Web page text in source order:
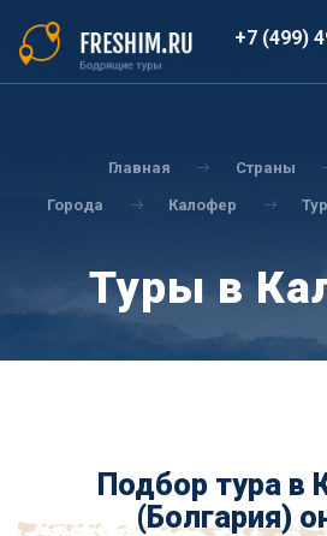
основному
содержанию
+7 (499)
Главная Страны
Города Калофер
Туры в
Подбор тура в
(Болгария)